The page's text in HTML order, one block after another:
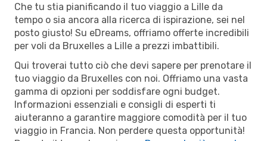
Che tu stia pianificando il tuo viaggio a Lille da
tempo o sia ancora alla ricerca di ispirazione, sei nel
posto giusto! Su eDreams, offriamo offerte incredibili
per voli da Bruxelles a Lille a prezzi imbattibili.
Qui troverai tutto ciò che devi sapere per prenotare il
tuo viaggio da Bruxelles con noi. Offriamo una vasta
gamma di opzioni per soddisfare ogni budget.
Informazioni essenziali e consigli di esperti ti
aiuteranno a garantire maggiore comodità per il tuo
viaggio in Francia. Non perdere questa opportunità!